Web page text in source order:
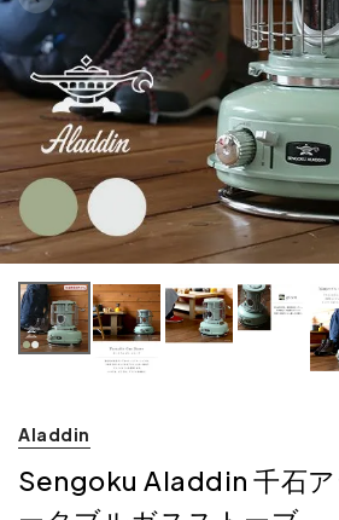
Aladdin
Sengoku Aladdin 千石ア